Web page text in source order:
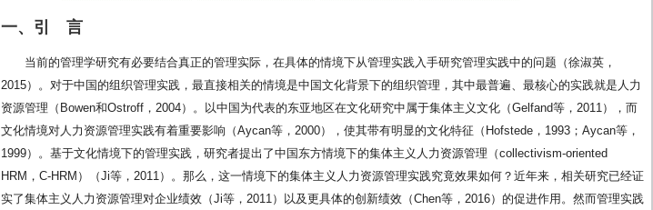
一、引 言
当前的管理学研究有必要结合真正的管理实际，在具体的情境下从管理实践入手研究管理实践中的问题（徐淑英，
2015）。对于中国的组织管理实践，最直接相关的情境是中国文化背景下的组织管理，其中最普遍、最核心的实践就是人力
资源管理（Bowen和Ostroff，2004）。以中国为代表的东亚地区在文化研究中属于集体主义文化（Gelfand等，2011），而
文化情境对人力资源管理实践有着重要影响（Aycan等，2000），使其带有明显的文化特征（Hofstede，1993；Aycan等，
1999）。基于文化情境下的管理实践，研究者提出了中国东方情境下的集体主义人力资源管理（collectivism-oriented
HRM，C-HRM）（Ji等，2011）。那么，这一情境下的集体主义人力资源管理实践究竟效果如何？近年来，相关研究已经证
实了集体主义人力资源管理对企业绩效（Ji等，2011）以及更具体的创新绩效（Chen等，2016）的促进作用。然而管理实践